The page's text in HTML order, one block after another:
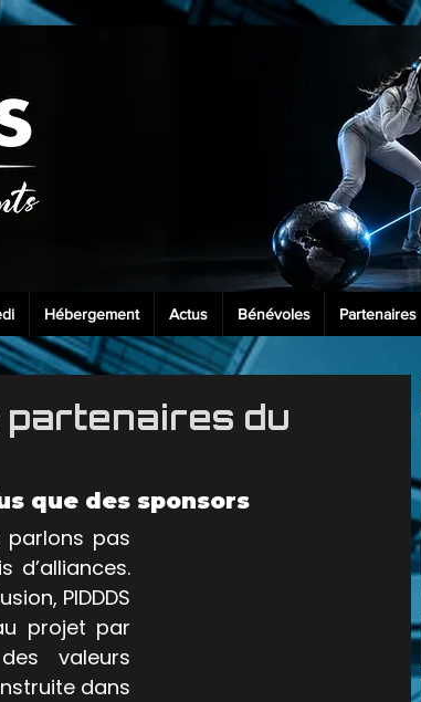
Hébergement Actus Bénévoles Partenaires
du
que des sponsors
parlons pas
d’alliances.
PIDDDS
projet par
valeurs
dans